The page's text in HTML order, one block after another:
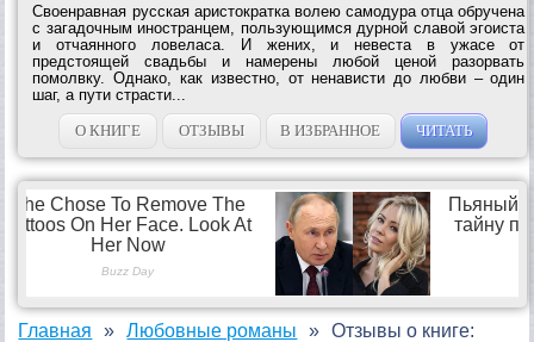
Своенравная русская аристократка волею самодура отца обручена
с загадочным иностранцем, пользующимся дурной славой эгоиста
и отчаянного ловеласа. И жених, и невеста в ужасе от
предстоящей свадьбы и намерены любой ценой разорвать
помолвку. Однако, как известно, от ненависти до любви – один
шаг, а пути страсти...
О КНИГЕ
ОТЗЫВЫ В ИЗБРАННОЕ ЧИТАТЬ
Главная
Любовные романы
Отзывы о книге: